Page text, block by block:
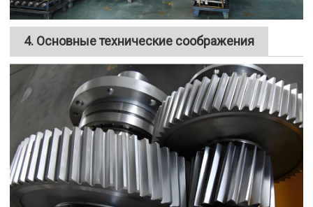
4. Основные технические соображения